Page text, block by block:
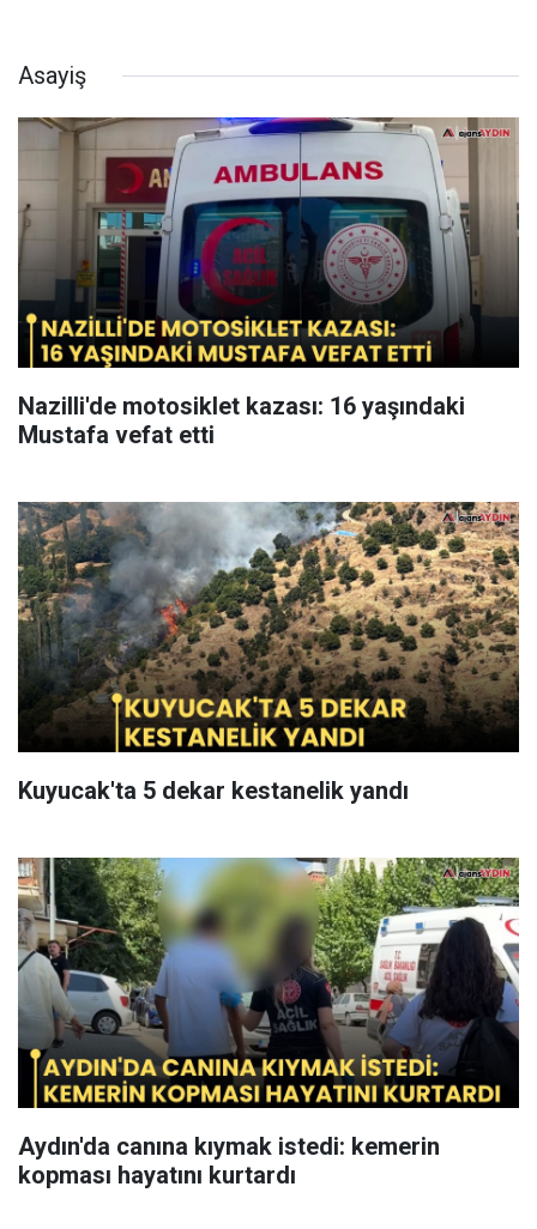
Asayiş
Nazilli'de motosiklet kazası: 16 yaşındaki
Mustafa vefat etti
Kuyucak'ta 5 dekar kestanelik yandı
Aydın'da canına kıymak istedi: kemerin
kopması hayatını kurtardı